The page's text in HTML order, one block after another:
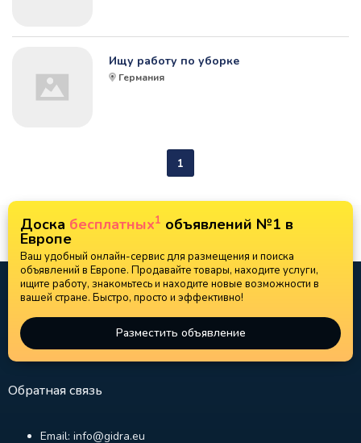
Ищу работу по уборке
Германия
1
Доска бесплатных1 объявлений №1 в
Европе
Ваш удобный онлайн-сервис для размещения и поиска
объявлений в Европе. Продавайте товары, находите услуги,
ищите работу, знакомьтесь и находите новые возможности в
вашей стране. Быстро, просто и эффективно!
Разместить объявление
Обратная связь
Email: info@gidra.eu